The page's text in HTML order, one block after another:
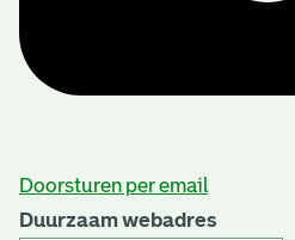
Doorsturen per email
Duurzaam webadres